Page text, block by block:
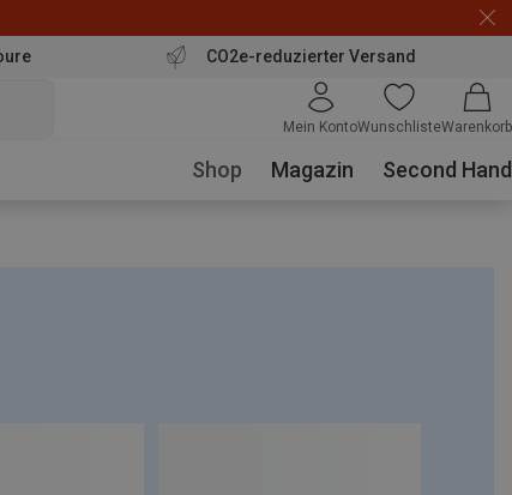
CO2e-reduzierter Versand
Mein KontoWunschlisteWarenkorb
Shop Magazin Second Hand